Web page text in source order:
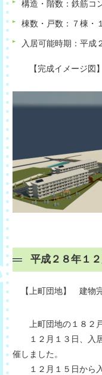
構造・階数：鉄筋
棟数・戸数：７棟・
入居可能時期：平成
【完成イメージ図】
平成２８年１
【上町団地】 建物
上町団地の１８２戸
１２月１３日、入居
催しました。
１２月１５日から入